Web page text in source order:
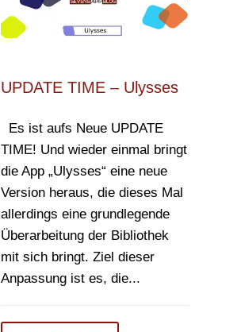
UPDATE TIME – Ulysses
Es ist aufs Neue UPDATE
TIME! Und wieder einmal bringt
die App „Ulysses“ eine neue
Version heraus, die dieses Mal
allerdings eine grundlegende
Überarbeitung der Bibliothek
mit sich bringt. Ziel dieser
Anpassung ist es, die...